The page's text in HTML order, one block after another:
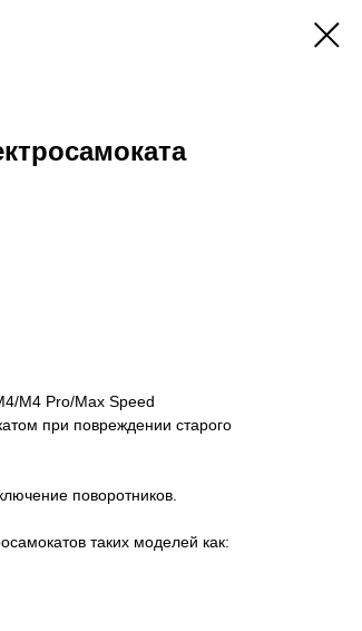
M4 Pro/Max Speed
при повреждении старого
поворотников.
таких моделей как: